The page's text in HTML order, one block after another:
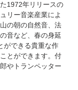
1972年リリースの
リー音楽産業によ
の朝の自然音、法
音など、春の身延
ができる貴重な作
とができます。付
やトランペッター